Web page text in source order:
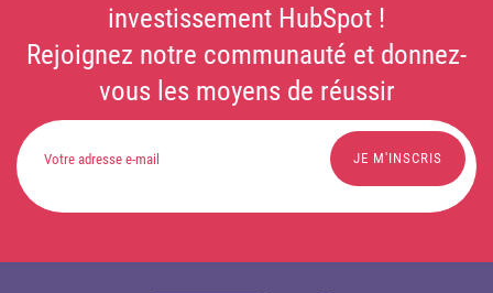
investissement HubSpot !
Rejoignez notre communauté et donnez-
vous les moyens de réussir